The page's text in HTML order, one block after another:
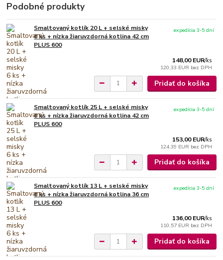
Podobné produkty
Smaltovaný kotlík 20 L + selské misky
6 ks + nízka žiaruvzdorná kotlina 42 cm
PLUS 600
148,00 EUR/ks
120,33 EUR bez DPH
expedícia 3-5 dní
Pridať do košíka
Smaltovaný kotlík 25 L + selské misky
6 ks + nízka žiaruvzdorná kotlina 42 cm
PLUS 600
153,00 EUR/ks
124,39 EUR bez DPH
expedícia 3-5 dní
Pridať do košíka
Smaltovaný kotlík 13 L + selské misky
6 ks + nízka žiaruvzdorná kotlina 36 cm
PLUS 600
136,00 EUR/ks
110,57 EUR bez DPH
expedícia 3-5 dní
Pridať do košíka